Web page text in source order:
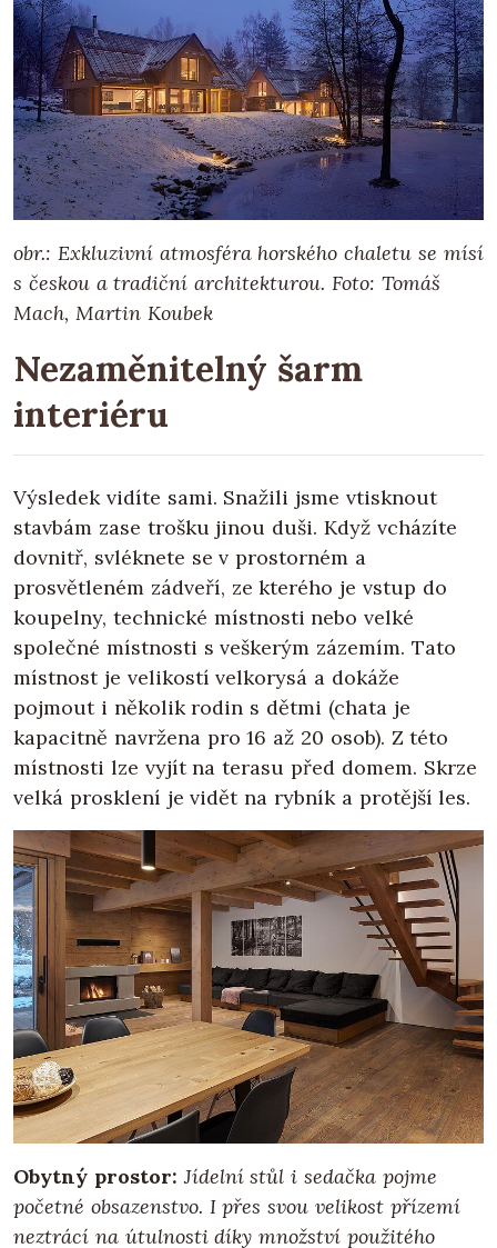
obr.: Exkluzivní atmosféra horského chaletu se mísí
s českou a tradiční architekturou. Foto: Tomáš
Mach, Martin Koubek
Nezaměnitelný šarm
interiéru
Výsledek vidíte sami. Snažili jsme vtisknout
stavbám zase trošku jinou duši. Když vcházíte
dovnitř, svléknete se v prostorném a
prosvětleném zádveří, ze kterého je vstup do
koupelny, technické místnosti nebo velké
společné místnosti s veškerým zázemím. Tato
místnost je velikostí velkorysá a dokáže
pojmout i několik rodin s dětmi (chata je
kapacitně navržena pro 16 až 20 osob). Z této
místnosti lze vyjít na terasu před domem. Skrze
velká prosklení je vidět na rybník a protější les.
Obytný prostor: Jídelní stůl i sedačka pojme
početné obsazenstvo. I přes svou velikost přízemí
neztrácí na útulnosti díky množství použitého